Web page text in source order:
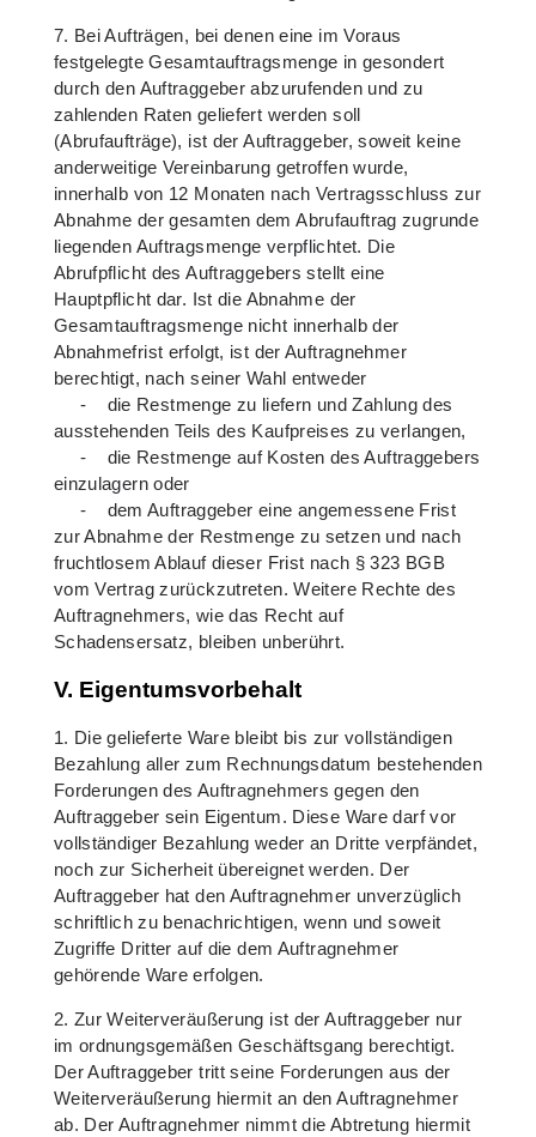
7. Bei Aufträgen, bei denen eine im Voraus
festgelegte Gesamtauftragsmenge in gesondert
durch den Auftraggeber abzurufenden und zu
zahlenden Raten geliefert werden soll
(Abrufaufträge), ist der Auftraggeber, soweit keine
anderweitige Vereinbarung getroffen wurde,
innerhalb von 12 Monaten nach Vertragsschluss zur
Abnahme der gesamten dem Abrufauftrag zugrunde
liegenden Auftragsmenge verpflichtet. Die
Abrufpflicht des Auftraggebers stellt eine
Hauptpflicht dar. Ist die Abnahme der
Gesamtauftragsmenge nicht innerhalb der
Abnahmefrist erfolgt, ist der Auftragnehmer
berechtigt, nach seiner Wahl entweder
- die Restmenge zu liefern und Zahlung des
ausstehenden Teils des Kaufpreises zu verlangen,
- die Restmenge auf Kosten des Auftraggebers
einzulagern oder
- dem Auftraggeber eine angemessene Frist
zur Abnahme der Restmenge zu setzen und nach
fruchtlosem Ablauf dieser Frist nach § 323 BGB
vom Vertrag zurückzutreten. Weitere Rechte des
Auftragnehmers, wie das Recht auf
Schadensersatz, bleiben unberührt.
V. Eigentumsvorbehalt
1. Die gelieferte Ware bleibt bis zur vollständigen
Bezahlung aller zum Rechnungsdatum bestehenden
Forderungen des Auftragnehmers gegen den
Auftraggeber sein Eigentum. Diese Ware darf vor
vollständiger Bezahlung weder an Dritte verpfändet,
noch zur Sicherheit übereignet werden. Der
Auftraggeber hat den Auftragnehmer unverzüglich
schriftlich zu benachrichtigen, wenn und soweit
Zugriffe Dritter auf die dem Auftragnehmer
gehörende Ware erfolgen.
2. Zur Weiterveräußerung ist der Auftraggeber nur
im ordnungsgemäßen Geschäftsgang berechtigt.
Der Auftraggeber tritt seine Forderungen aus der
Weiterveräußerung hiermit an den Auftragnehmer
ab. Der Auftragnehmer nimmt die Abtretung hiermit